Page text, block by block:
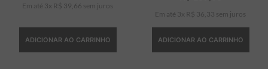
Em até 3 x R$ 39 66 sem juros
ADICIONAR AO CARRINHO
Em até 3 x R$ 36 33 sem juros
ADICIONAR AO CARRINHO